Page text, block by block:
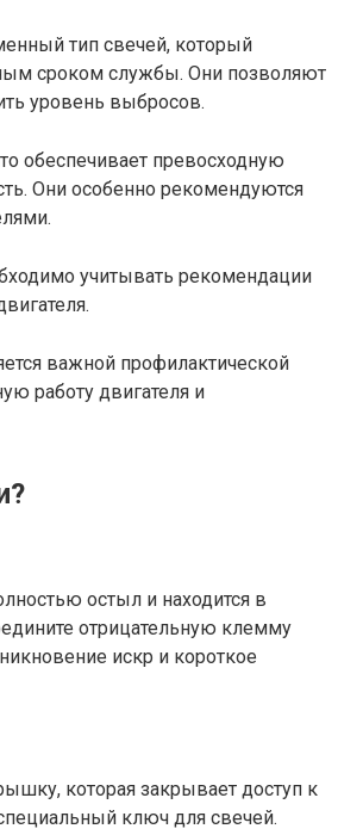
тип свечей, который
сроком службы. Они позволяют
уровень выбросов.
обеспечивает превосходную
Они особенно рекомендуются
учитывать рекомендации
важной профилактической
работу двигателя и
остыл и находится в
отрицательную клемму
искр и короткое
которая закрывает доступ к
ключ для свечей.